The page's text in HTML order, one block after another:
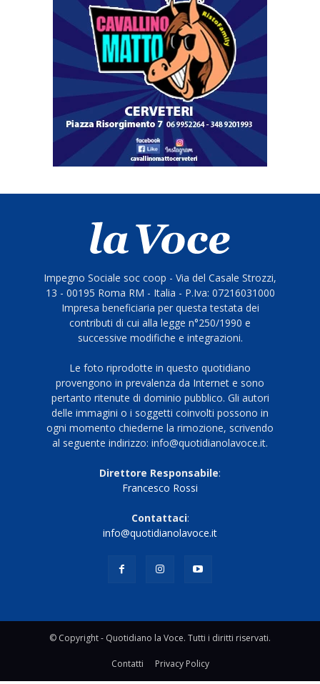
Impegno Sociale soc coop - Via del Casale Strozzi,
13 - 00195 Roma RM - Italia - P.Iva: 07216031000
Impresa beneficiaria per questa testata dei
contributi di cui alla legge n°250/1990 e
successive modifiche e integrazioni.
Le foto riprodotte in questo quotidiano
provengono in prevalenza da Internet e sono
pertanto ritenute di dominio pubblico. Gli autori
delle immagini o i soggetti coinvolti possono in
ogni momento chiederne la rimozione, scrivendo
al seguente indirizzo: info@quotidianolavoce.it.
Direttore Responsabile:
Francesco Rossi
Contattaci:
info@quotidianolavoce.it
© Copyright - Quotidiano la Voce. Tutti i diritti riservati.
Contatti Privacy Policy